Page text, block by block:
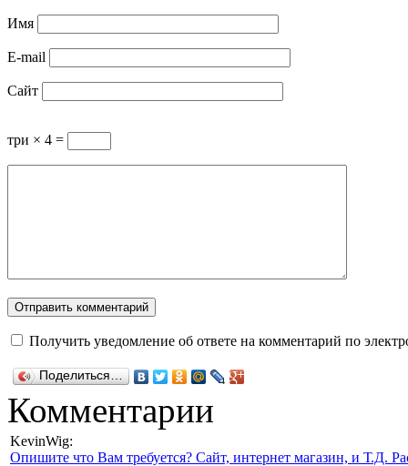
Имя
E-mail
Сайт
три × 4 =
Получить уведомление об ответе на комментарий по
Поделиться…
Комментарии
KevinWig:
Опишите что Вам требуется? Сайт, интернет магазин, и Т.Д.